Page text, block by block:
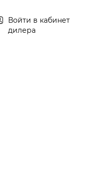
Войти в кабинет
дилера